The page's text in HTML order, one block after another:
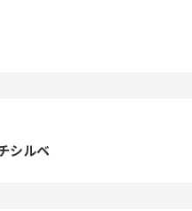
シルベ